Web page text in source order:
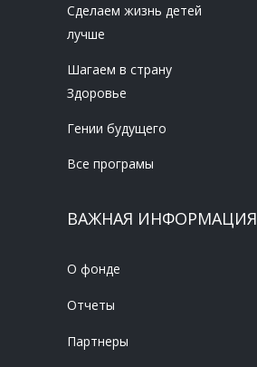
Сделаем жизнь детей
лучше
Шагаем в страну
Здоровье
Гении будущего
Все програмы
ВАЖНАЯ ИНФОРМАЦИЯ
О фонде
Отчеты
Партнеры